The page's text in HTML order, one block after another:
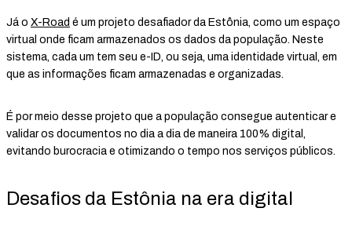
Já o X-Road é um projeto desafiador da Estônia, como um espaço
virtual onde ficam armazenados os dados da população. Neste
sistema, cada um tem seu e-ID, ou seja, uma identidade virtual, em
que as informações ficam armazenadas e organizadas.
É por meio desse projeto que a população consegue autenticar e
validar os documentos no dia a dia de maneira 100% digital,
evitando burocracia e otimizando o tempo nos serviços públicos.
Desafios da Estônia na era digital